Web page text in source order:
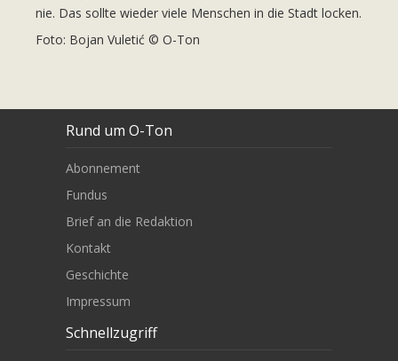
nie. Das sollte wieder viele Menschen in die Stadt locken.
Foto: Bojan Vuletić © O-Ton
Rund um O-Ton
Abonnement
Fundus
Brief an die Redaktion
Kontakt
Geschichte
Impressum
Schnellzugriff